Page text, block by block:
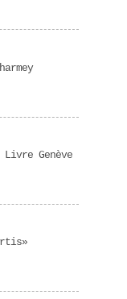
Genève